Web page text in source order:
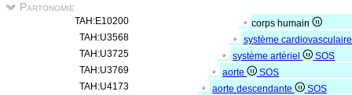
Partonomie
TAH:E10200
corps humain
TAH:U3568
système
TAH:U3725
système artériel
SOS
TAH:U3769
aorte
SOS
TAH:U4173
aorte descendante
SOS